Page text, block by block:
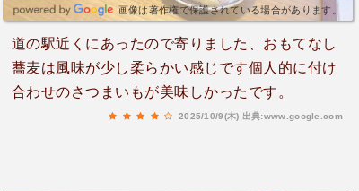
画像は著作権で保護されている場合があります。
道の駅近くにあったので寄りました、おもてなし
蕎麦は風味が少し柔らかい感じです個人的に付け
合わせのさつまいもが美味しかったです。
2025/10/9(木) 出典:www.google.com